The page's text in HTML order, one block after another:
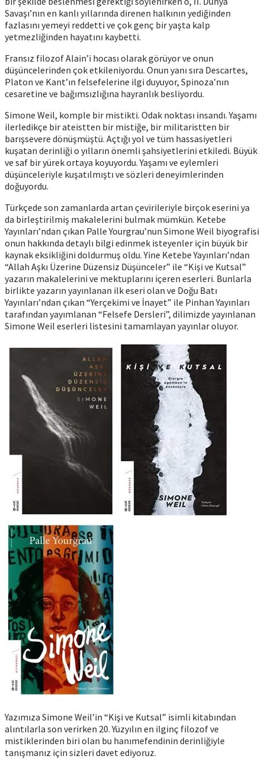
Savaşı’nın en kanlı yıllarında direnen halkının yediğinden
fazlasını yemeyi reddetti ve çok genç bir yaşta kalp
yetmezliğinden hayatını kaybetti.
Fransız filozof Alain’i hocası olarak görüyor ve onun
düşüncelerinden çok etkileniyordu. Onun yanı sıra Descartes,
Platon ve Kant’ın felsefelerine ilgi duyuyor, Spinoza’nın
cesaretine ve bağımsızlığına hayranlık besliyordu.
Simone Weil, komple bir mistikti. Odak noktası insandı. Yaşamı
ilerledikçe bir ateistten bir mistiğe, bir militaristten bir
barışsevere dönüşmüştü. Açtığı yol ve tüm hassasiyetleri
kuşatan derinliği o yılların önemli şahsiyetlerini etkiledi. Büyük
ve saf bir yürek ortaya koyuyordu. Yaşamı ve eylemleri
düşünceleriyle kuşatılmıştı ve sözleri deneyimlerinden
doğuyordu.
Türkçede son zamanlarda artan çevirileriyle birçok eserini ya
da birleştirilmiş makalelerini bulmak mümkün. Ketebe
Yayınları’ndan çıkan Palle Yourgrau’nun Simone Weil biyografisi
onun hakkında detaylı bilgi edinmek isteyenler için büyük bir
kaynak eksikliğini doldurmuş oldu. Yine Ketebe Yayınları’ndan
“Allah Aşkı Üzerine Düzensiz Düşünceler” ile “Kişi ve Kutsal”
yazarın makalelerini ve mektuplarını içeren eserleri. Bunlarla
birlikte yazarın yayınlanan ilk eseri olan ve Doğu Batı
Yayınları’ndan çıkan “Yerçekimi ve İnayet” ile Pinhan Yayınları
tarafından yayımlanan “Felsefe Dersleri”, dilimizde yayınlanan
Simone Weil eserleri listesini tamamlayan yayınlar oluyor.
Yazımıza Simone Weil’in “Kişi ve Kutsal” isimli kitabından
alıntılarla son verirken 20. Yüzyılın en ilginç filozof ve
mistiklerinden biri olan bu hanımefendinin derinliğiyle
tanışmanız için sizleri davet ediyoruz.